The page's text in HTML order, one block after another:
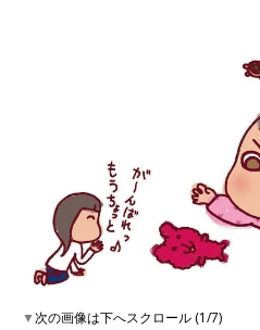
▼次の画像は下へスクロール (1/7)